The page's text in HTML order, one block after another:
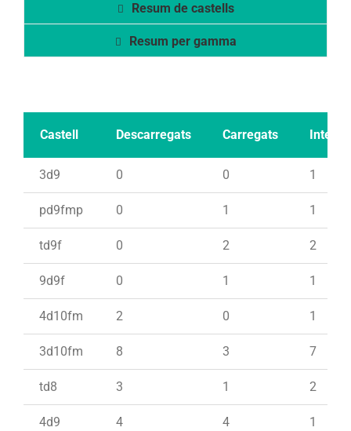
Resum de castells
Resum per gamma
Castell Descarregats Carregats Intents
3d9 0 0 1
pd9fmp 0 1 1
td9f 0 2 2
9d9f 0 1 1
4d10fm 2 0 1
3d10fm 8 3 7
td8 3 1 2
4d9 4 4 1